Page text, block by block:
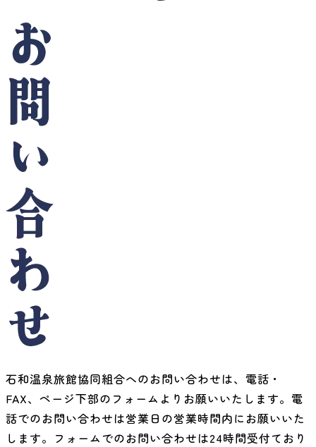
石和温泉旅館協同組合へのお問い合わせは、電話・
FAX、ページ下部のフォームよりお願いいたします。電
話でのお問い合わせは営業日の営業時間内にお願いいた
します。フォームでのお問い合わせは24時間受付ており